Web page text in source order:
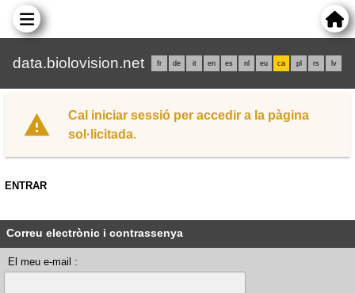
data.biolovision.net fr de it en es nl eu ca pl rs lv
Cal iniciar sessió per accedir a la pàgina
sol·licitada.
ENTRAR
Correu electrònic i contrassenya
El meu e-mail :